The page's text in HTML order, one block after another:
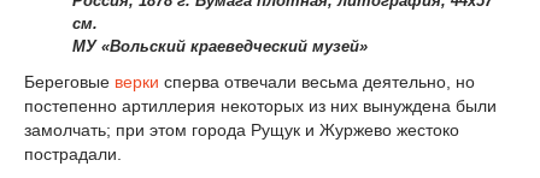
см.
МУ «Вольский краеведческий музей»
Береговые верки сперва отвечали весьма деятельно, но
постепенно артиллерия некоторых из них вынуждена были
замолчать; при этом города Рущук и Журжево жестоко
пострадали.